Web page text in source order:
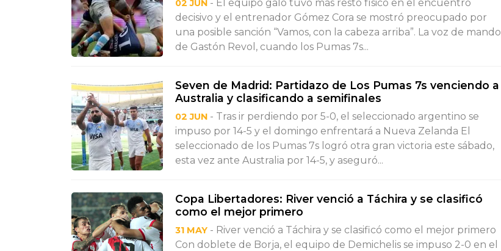
02 JUN - El equipo galo tuvo más resto físico en el encuentro
decisivo y el entrenador Gómez Cora se mostró preocupado por
una posible sanción “Vamos, con la cabeza arriba”. La voz de mando
de Gastón Revol, cuando los Pumas 7s...
Seven de Madrid: Partidazo de Los Pumas 7s venciendo a
Australia y clasificando a semifinales
02 JUN - Tras ir perdiendo por 5-0, el seleccionado argentino se
impuso por 14-5 y el domingo enfrentará a Nueva Zelanda El
seleccionado de los Pumas 7s logró otra gran victoria este sábado,
esta vez ante Australia por 14-5, y aseguró...
Copa Libertadores: River venció a Táchira y se clasificó
como el mejor primero
31 MAY - River venció a Táchira y se clasificó como el mejor primero
Con doblete de Borja, el equipo de Demichelis se impuso 2-0 en el